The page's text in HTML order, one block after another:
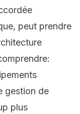
peut prendre
gestion de
plus